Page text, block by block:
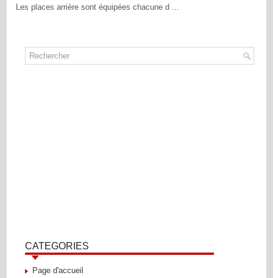
Les places arrière sont équipées chacune d ...
CATEGORIES
Page d'accueil